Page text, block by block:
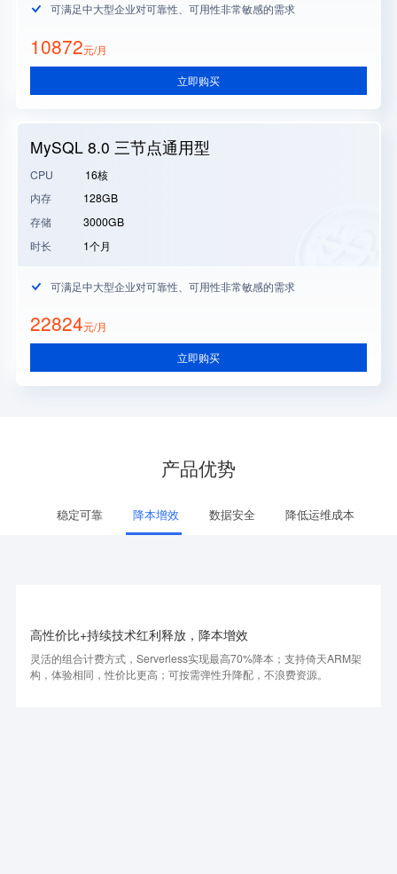
可满足中大型企业对可靠性、可用性非常敏感的需求
10872元/月
立即购买
MySQL 8.0 三节点通用型
CPU
16核
内存
128GB
存储
3000GB
时长
1个月
可满足中大型企业对可靠性、可用性非常敏感的需求
22824元/月
立即购买
产品优势
稳定可靠 降本增效 数据安全 降低运维成本
高性价比+持续技术红利释放，降本增效
灵活的组合计费方式，Serverless实现最高70%降本；支持倚天ARM架
构，体验相同，性价比更高；可按需弹性升降配，不浪费资源。